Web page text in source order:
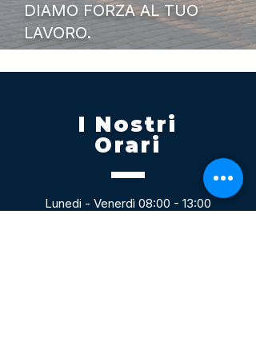
DIAMO FORZA AL TUO
LAVORO.
I Nostri
Orari
Lunedi - Venerdì 08:00 - 13:00